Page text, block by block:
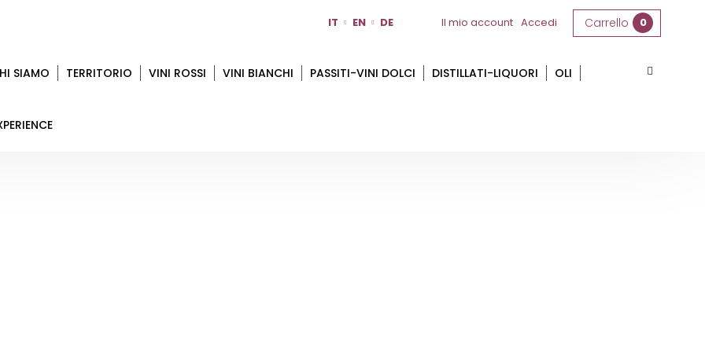
Il mio account Accedi Carrello 0
IT EN DE
SIAMO TERRITORIO VINI ROSSI VINI BIANCHI PASSITI-VINI DOLCI DISTILLATI-LIQUORI OLI